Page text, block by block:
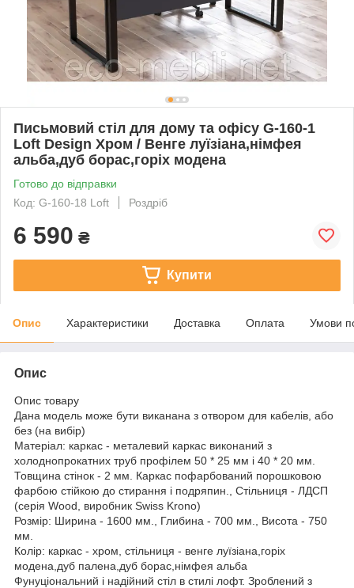
Письмовий стіл для дому та офісу G-160-1
Loft Design Хром / Венге луїзіана,німфея
альба,дуб борас,горіх модена
Готово до відправки
Код: G-160-18 Loft
Роздріб
6 590 ₴
Купити
Опис Характеристики Доставка Оплата Умови
Опис
Опис товару
Дана модель може бути виканана з отвором для кабелів, або
без (на вибір)
Матеріал: каркас - металевий каркас виконаний з
холоднопрокатних труб профілем 50 * 25 мм і 40 * 20 мм.
Товщина стінок - 2 мм. Каркас пофарбований порошковою
фарбою стійкою до стирання і подряпин., Стільниця - ЛДСП
(серія Wood, виробник Swiss Krono)
Розмір: Ширина - 1600 мм., Глибина - 700 мм., Висота - 750
мм.
Колір: каркас - хром, стільниця - венге луїзіана,горіх
модена,дуб палена,дуб борас,німфея альба
Фунуціональний і надійний стіл в стилі лофт. Зроблений з